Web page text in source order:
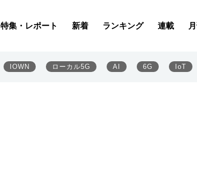
特集・レポート 新着 ランキング 連載
IOWN ローカル5G AI 6G IoT